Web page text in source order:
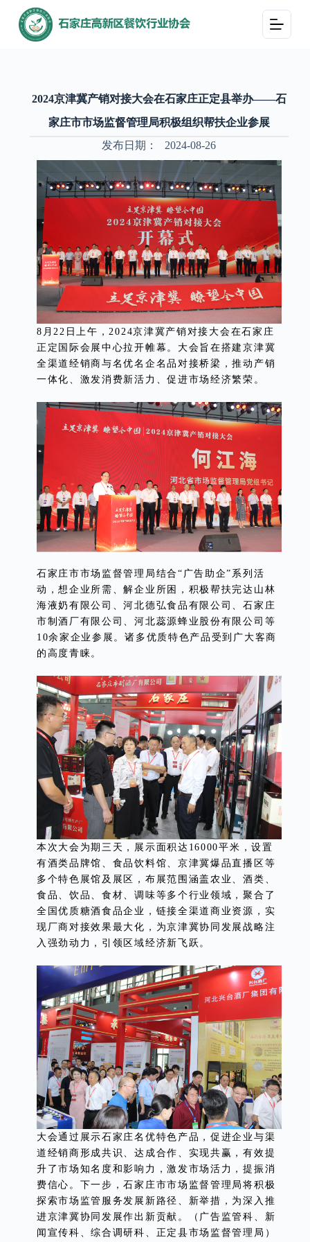
跳
过
2024京津冀产销对接大会在石家庄正定县举办——石
家庄市市场监督管理局积极组织帮扶企业参展
发布日期：
2024-08-26
8月22日上午，2024京津冀产销对接大会在石家庄
正定国际会展中心拉开帷幕。大会旨在搭建京津冀
全渠道经销商与名优名企名品对接桥梁，推动产销
一体化、激发消费新活力、促进市场经济繁荣。
石家庄市市场监督管理局结合“广告助企”系列活
动，想企业所需、解企业所困，积极帮扶完达山林
海液奶有限公司、河北德弘食品有限公司、石家庄
市制酒厂有限公司、河北蕊源蜂业股份有限公司等
10余家企业参展。诸多优质特色产品受到广大客商
的高度青睐。
本次大会为期三天，展示面积达16000平米，设置
有酒类品牌馆、食品饮料馆、京津冀爆品直播区等
多个特色展馆及展区，布展范围涵盖农业、酒类、
食品、饮品、食材、调味等多个行业领域，聚合了
全国优质糖酒食品企业，链接全渠道商业资源，实
现厂商对接效果最大化，为京津冀协同发展战略注
入强劲动力，引领区域经济新飞跃。
大会通过展示石家庄名优特色产品，促进企业与渠
道经销商形成共识、达成合作、实现共赢，有效提
升了市场知名度和影响力，激发市场活力，提振消
费信心。下一步，石家庄市市场监督管理局将积极
探索市场监管服务发展新路径、新举措，为深入推
进京津冀协同发展作出新贡献。（广告监管科、新
闻宣传科、综合调研科、正定县市场监督管理局）